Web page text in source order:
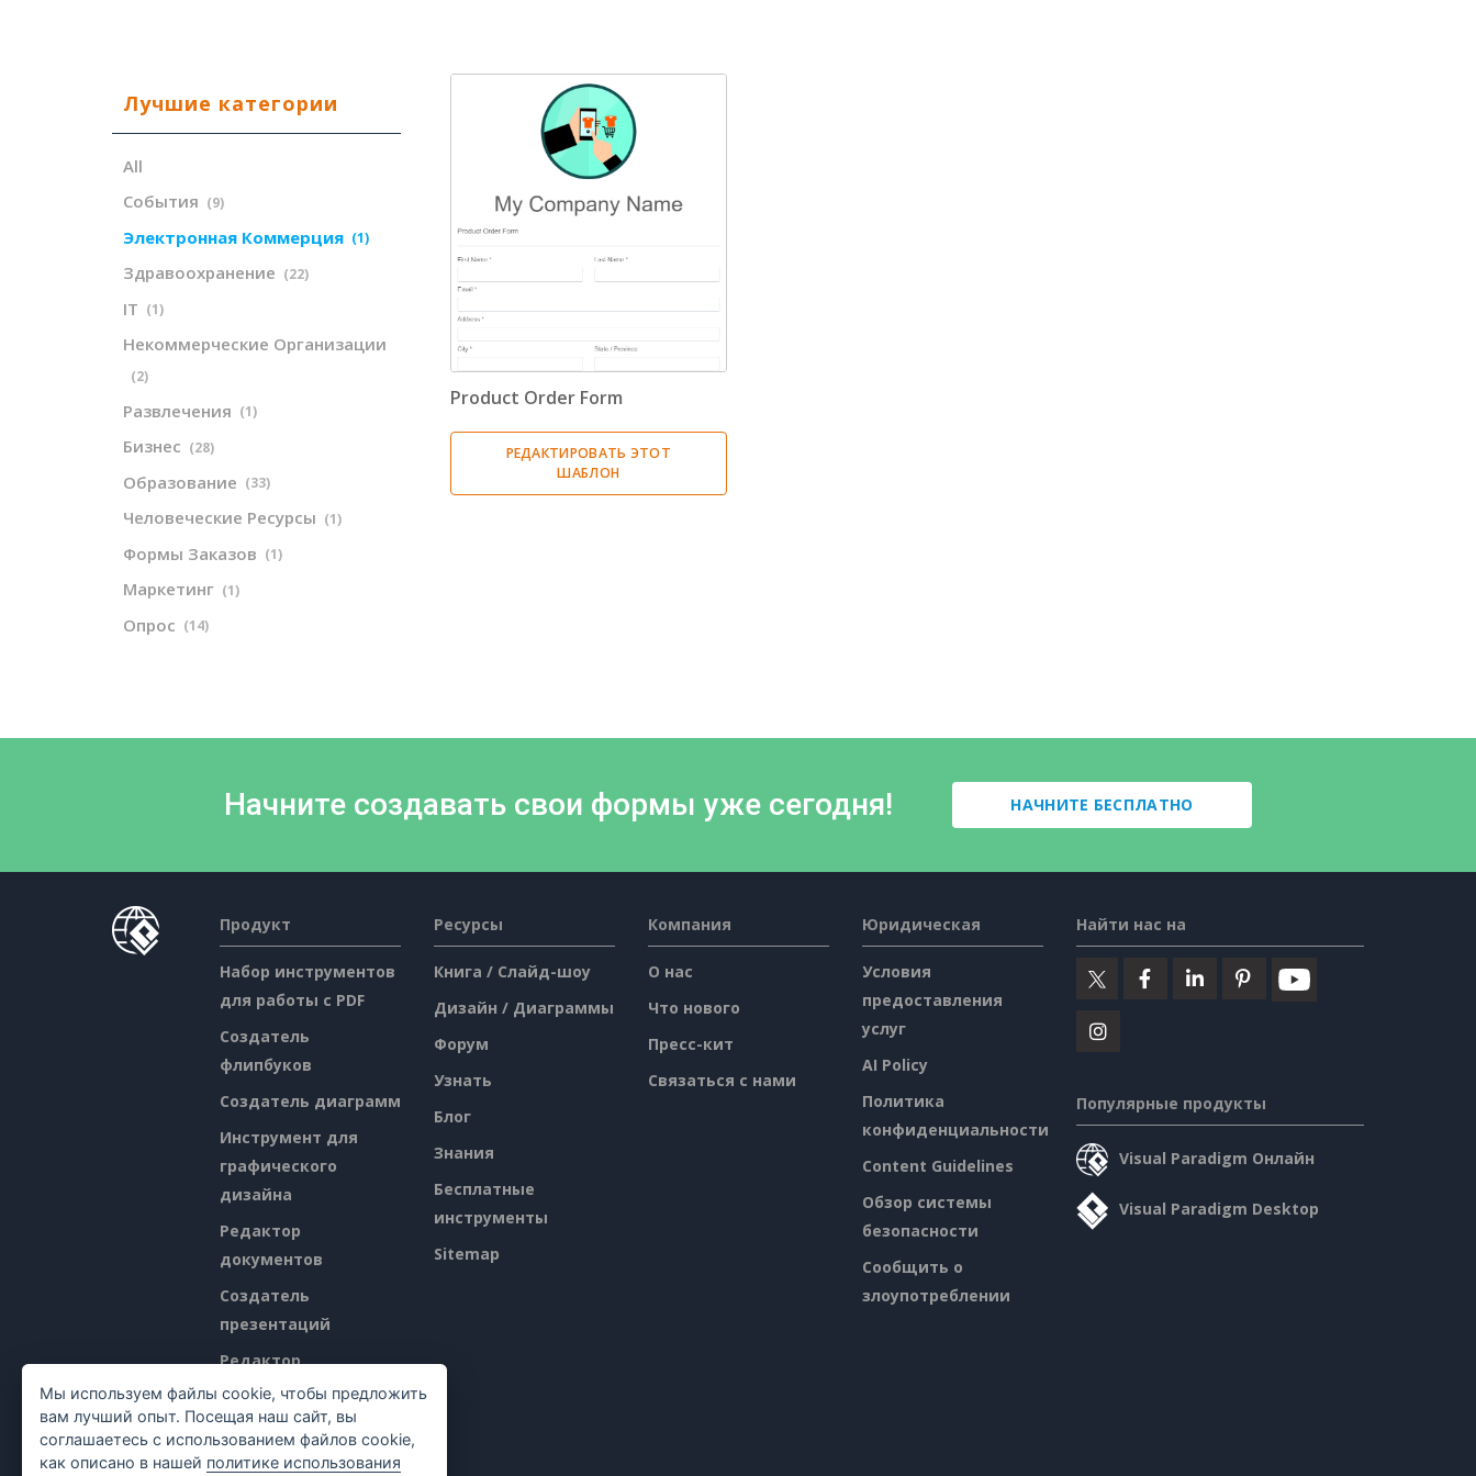
Человеческие Ресурсы
Опрос
Лучшие категории
All
События (9)
Электронная Коммерция (1)
Здравоохранение (22)
IT (1)
Некоммерческие Организации
(2)
Развлечения (1)
Бизнес (28)
Образование (33)
Человеческие Ресурсы (1)
Формы Заказов (1)
Маркетинг (1)
Опрос (14)
Product Order Form
РЕДАКТИРОВАТЬ ЭТОТ
ШАБЛОН
Начните создавать свои формы уже сегодня! НАЧНИТЕ БЕСПЛАТНО
Продукт
Набор инструментов
для работы с PDF
Создатель
флипбуков
Создатель диаграмм
Инструмент для
графического
дизайна
Редактор
документов
Создатель
презентаций
Редактор
электронных таблиц
Ценообразование
Ресурсы
Книга / Слайд-шоу
Дизайн / Диаграммы
Форум
Узнать
Блог
Знания
Бесплатные
инструменты
Sitemap
Компания
О нас
Что нового
Пресс-кит
Связаться с нами
Юридическая
Условия
предоставления
услуг
AI Policy
Политика
конфиденциальности
Content Guidelines
Обзор системы
безопасности
Сообщить о
злоупотреблении
Найти нас на
Популярные продукты
Visual Paradigm Онлайн
Visual Paradigm Desktop
Мы используем файлы cookie, чтобы предложить
вам лучший опыт. Посещая наш сайт, вы
соглашаетесь с использованием файлов cookie,
как описано в нашей политике использования